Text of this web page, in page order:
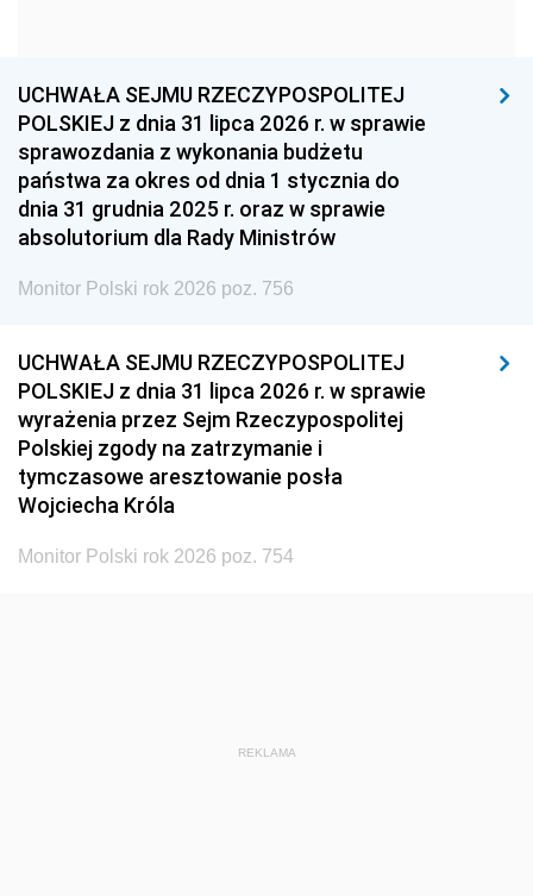
1939 1938 1937
1936 1930
UCHWAŁA SEJMU RZECZYPOSPOLITEJ
POLSKIEJ z dnia 31 lipca 2026 r. w sprawie
sprawozdania z wykonania budżetu
państwa za okres od dnia 1 stycznia do
dnia 31 grudnia 2025 r. oraz w sprawie
absolutorium dla Rady Ministrów
Monitor Polski rok 2026 poz. 756
UCHWAŁA SEJMU RZECZYPOSPOLITEJ
POLSKIEJ z dnia 31 lipca 2026 r. w sprawie
wyrażenia przez Sejm Rzeczypospolitej
Polskiej zgody na zatrzymanie i
tymczasowe aresztowanie posła
Wojciecha Króla
Monitor Polski rok 2026 poz. 754
REKLAMA